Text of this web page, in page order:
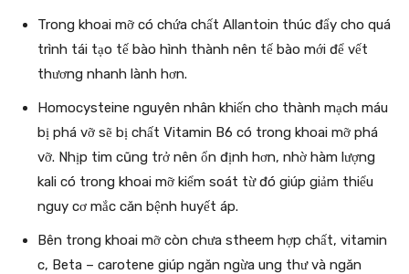
Trong khoai mỡ có chứa chất Allantoin thúc đẩy cho quá
trình tái tạo tế bào hình thành nên tế bào mới để vết
thương nhanh lành hơn.
Homocysteine nguyên nhân khiến cho thành mạch máu
bị phá vỡ sẽ bị chất Vitamin B6 có trong khoai mỡ phá
vỡ. Nhịp tim cũng trở nên ổn định hơn, nhờ hàm lượng
kali có trong khoai mỡ kiểm soát từ đó giúp giảm thiểu
nguy cơ mắc căn bệnh huyết áp.
Bên trong khoai mỡ còn chưa stheem hợp chất, vitamin
c, Beta – carotene giúp ngăn ngừa ung thư và ngăn